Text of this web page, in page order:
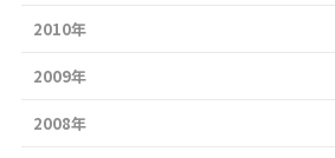
2010年
2009年
2008年